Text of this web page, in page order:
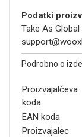
Podatki
Take As
Podrobno o
Proizvajalčeva
koda
EAN koda
Proizvajalec